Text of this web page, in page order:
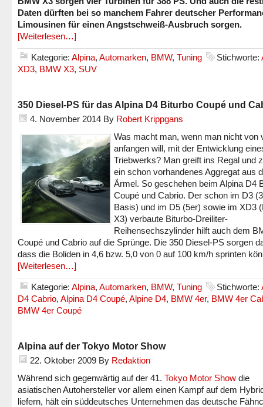
Daten dürften bei so manchem Fahrer deutscher
Limousinen für einen Angstschweiß-Ausbruch sorgen.
[Weiterlesen…]
Kategorie: Alpina, Automarken, BMW, Tuning Stichworte:
XD3, BMW X3, SUV
350 Diesel-PS für das Alpina D4 Biturbo Coupé und
4. November 2014 By Robert Krippgans
Was macht man, wenn man nicht von
anfangen will, mit der Entwicklung
Triebwerks? Man greift ins Regal und
ein schon vorhandenes Aggregat aus
Ärmel. So geschehen beim Alpina D4
Coupé und Cabrio. Der schon im D3
Basis) und im D5 (5er) sowie im XD3
X3) verbaute Biturbo-Dreiliter-
Reihensechszylinder hilft auch dem
Coupé und Cabrio auf die Sprünge. Die 350 Diesel-PS sorgen
dass die Boliden in 4,6 bzw. 5,0 von 0 auf 100 km/h sprinten
[Weiterlesen…]
Kategorie: Alpina, Automarken, BMW, Tuning Stichworte:
D4 Cabrio, Alpina D4 Coupé, Alpine D4, BMW 4er, BMW 4er
BMW 4er Coupé
Alpina auf der Tokyo Motor Show
22. Oktober 2009 By Redaktion
Während sich gegenwärtig auf der 41. Tokyo Motor Show die
asiatischen Autohersteller vor allem einen Kampf auf dem
liefern, hält ein süddeutsches Unternehmen das deutsche